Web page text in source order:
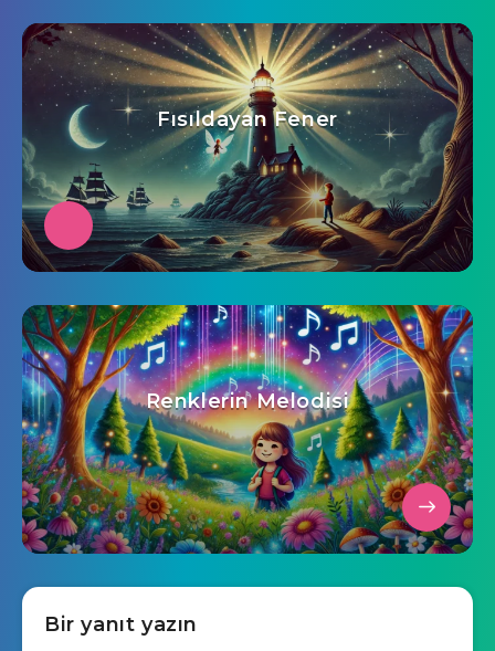
Fısıldayan Fener
Renklerin Melodisi
Bir yanıt yazın